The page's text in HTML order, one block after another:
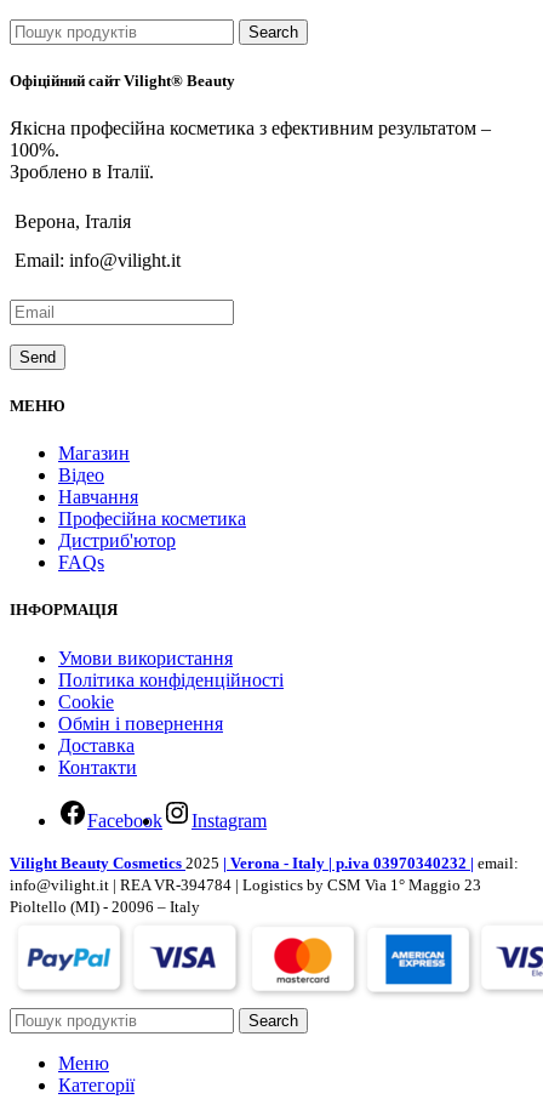
Search
Офіційний сайт Vilight® Beauty
Якісна професійна косметика з ефективним результатом –
100%.
Зроблено в Італії.
Верона, Італія
Email: info@vilight.it
МЕНЮ
Магазин
Відео
Навчання
Професійна косметика
Дистриб'ютор
FAQs
ІНФОРМАЦІЯ
Умови використання
Політика конфіденційності
Cookie
Обмін і повернення
Доставка
Контакти
Facebook Instagram
Vilight Beauty Cosmetics 2025 | Verona - Italy | p.iva 03970340232 | email:
info@vilight.it | REA VR-394784 | Logistics by CSM Via 1° Maggio 23
Pioltello (MI) - 20096 – Italy
Search
Меню
Категорії